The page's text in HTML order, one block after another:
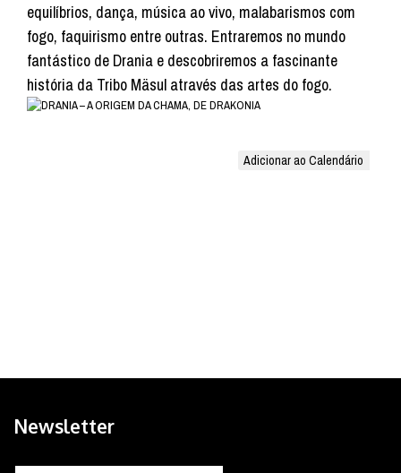
equilíbrios, dança, música ao vivo, malabarismos com
fogo, faquirismo entre outras. Entraremos no mundo
fantástico de Drania e descobriremos a fascinante
história da Tribo Mäsul através das artes do fogo.
Adicionar ao Calendário
Newsletter